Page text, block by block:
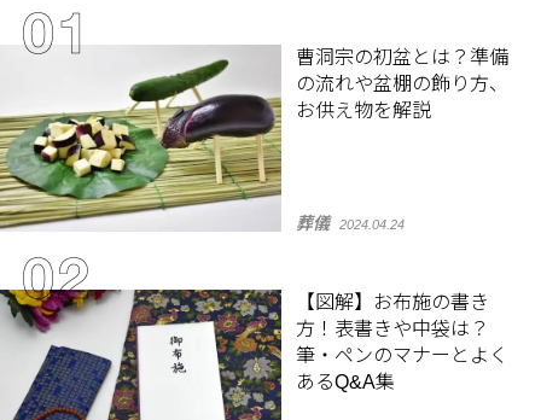
曹洞宗の初盆とは？準備
の流れや盆棚の飾り方、
お供え物を解説
葬儀 2024.04.24
【図解】お布施の書き
方！表書きや中袋は？
筆・ペンのマナーとよく
あるQ&A集